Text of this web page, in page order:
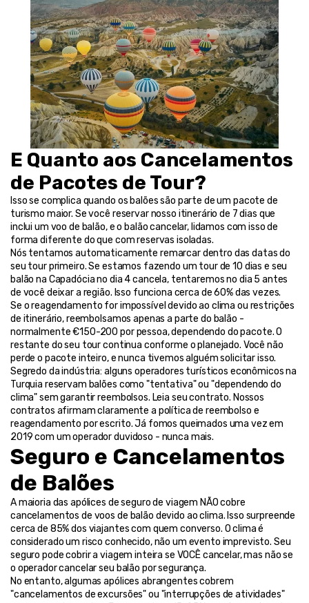
E Quanto aos Cancelamentos
de Pacotes de Tour?
Isso se complica quando os balões são parte de um pacote de
turismo maior. Se você reservar nosso itinerário de 7 dias que
inclui um voo de balão, e o balão cancelar, lidamos com isso de
forma diferente do que com reservas isoladas.
Nós tentamos automaticamente remarcar dentro das datas do
seu tour primeiro. Se estamos fazendo um tour de 10 dias e seu
balão na Capadócia no dia 4 cancela, tentaremos no dia 5 antes
de você deixar a região. Isso funciona cerca de 60% das vezes.
Se o reagendamento for impossível devido ao clima ou restrições
de itinerário, reembolsamos apenas a parte do balão -
normalmente €150-200 por pessoa, dependendo do pacote. O
restante do seu tour continua conforme o planejado. Você não
perde o pacote inteiro, e nunca tivemos alguém solicitar isso.
Segredo da indústria: alguns operadores turísticos econômicos na
Turquia reservam balões como "tentativa" ou "dependendo do
clima" sem garantir reembolsos. Leia seu contrato. Nossos
contratos afirmam claramente a política de reembolso e
reagendamento por escrito. Já fomos queimados uma vez em
2019 com um operador duvidoso - nunca mais.
Seguro e Cancelamentos
de Balões
A maioria das apólices de seguro de viagem NÃO cobre
cancelamentos de voos de balão devido ao clima. Isso surpreende
cerca de 85% dos viajantes com quem converso. O clima é
considerado um risco conhecido, não um evento imprevisto. Seu
seguro pode cobrir a viagem inteira se VOCÊ cancelar, mas não se
o operador cancelar seu balão por segurança.
No entanto, algumas apólices abrangentes cobrem
"cancelamentos de excursões" ou "interrupções de atividades"